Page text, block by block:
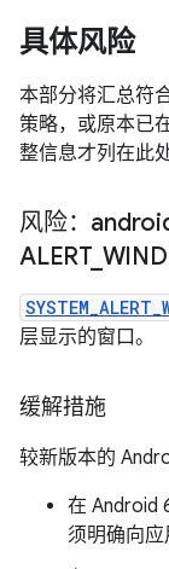
具体风险
本部分将汇总符
策略，或原本已
整信息才列在此处
风险：
ALERT_
层显示的窗口。
缓解措施
较新版本的
在 Android
须明确向应